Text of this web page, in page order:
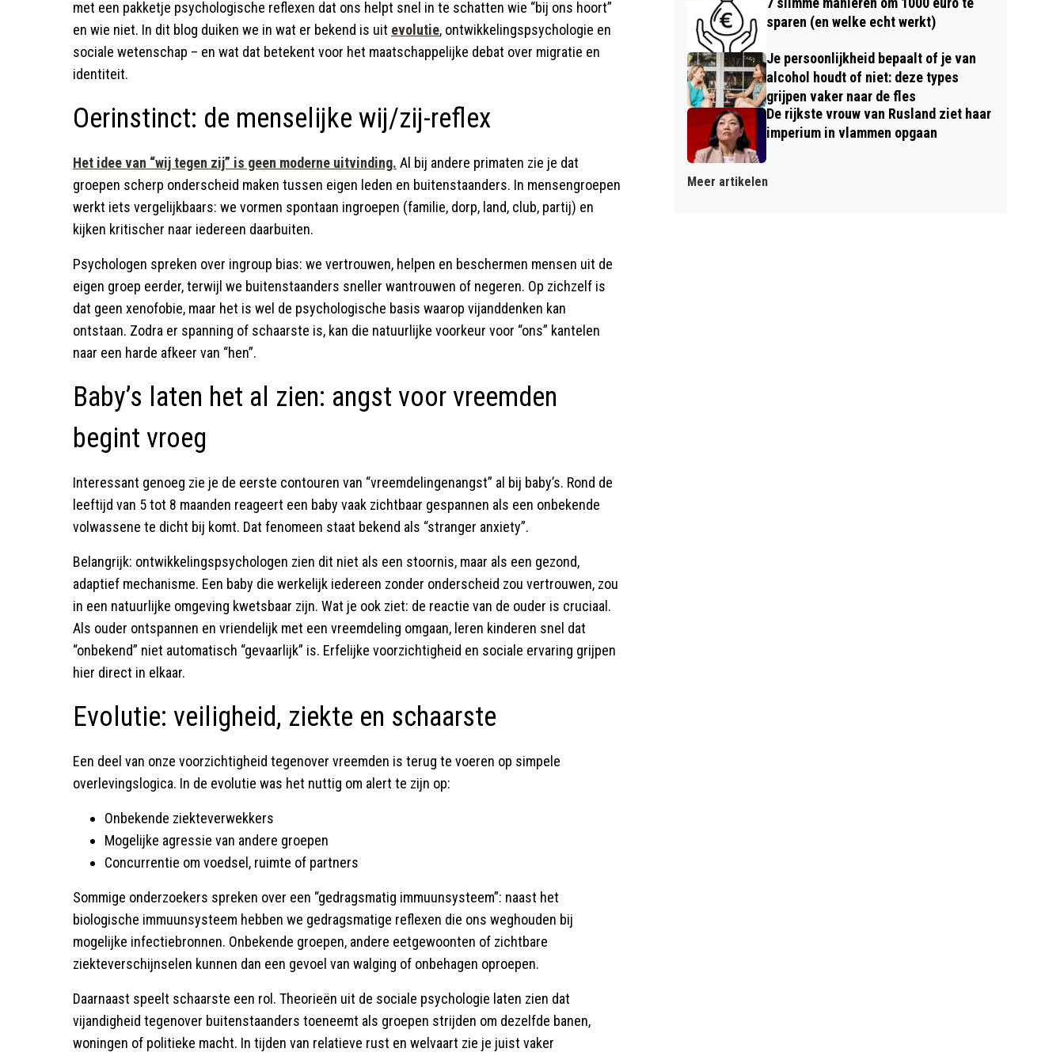
met een pakketje psychologische reflexen dat ons helpt snel in te schatten wie “bij ons hoort”
en wie niet. In dit blog duiken we in wat er bekend is uit evolutie, ontwikkelingspsychologie en
sociale wetenschap – en wat dat betekent voor het maatschappelijke debat over migratie en
identiteit.
Oerinstinct: de menselijke wij/zij-reflex
Het idee van “wij tegen zij” is geen moderne uitvinding. Al bij andere primaten zie je dat
groepen scherp onderscheid maken tussen eigen leden en buitenstaanders. In mensengroepen
werkt iets vergelijkbaars: we vormen spontaan ingroepen (familie, dorp, land, club, partij) en
kijken kritischer naar iedereen daarbuiten.
Psychologen spreken over ingroup bias: we vertrouwen, helpen en beschermen mensen uit de
eigen groep eerder, terwijl we buitenstaanders sneller wantrouwen of negeren. Op zichzelf is
dat geen xenofobie, maar het is wel de psychologische basis waarop vijanddenken kan
ontstaan. Zodra er spanning of schaarste is, kan die natuurlijke voorkeur voor “ons” kantelen
naar een harde afkeer van “hen”.
Baby’s laten het al zien: angst voor vreemden
begint vroeg
Interessant genoeg zie je de eerste contouren van “vreemdelingenangst” al bij baby’s. Rond de
leeftijd van 5 tot 8 maanden reageert een baby vaak zichtbaar gespannen als een onbekende
volwassene te dicht bij komt. Dat fenomeen staat bekend als “stranger anxiety”.
Belangrijk: ontwikkelingspsychologen zien dit niet als een stoornis, maar als een gezond,
adaptief mechanisme. Een baby die werkelijk iedereen zonder onderscheid zou vertrouwen, zou
in een natuurlijke omgeving kwetsbaar zijn. Wat je ook ziet: de reactie van de ouder is cruciaal.
Als ouder ontspannen en vriendelijk met een vreemdeling omgaan, leren kinderen snel dat
“onbekend” niet automatisch “gevaarlijk” is. Erfelijke voorzichtigheid en sociale ervaring grijpen
hier direct in elkaar.
Evolutie: veiligheid, ziekte en schaarste
Een deel van onze voorzichtigheid tegenover vreemden is terug te voeren op simpele
overlevingslogica. In de evolutie was het nuttig om alert te zijn op:
Onbekende ziekteverwekkers
Mogelijke agressie van andere groepen
Concurrentie om voedsel, ruimte of partners
Sommige onderzoekers spreken over een “gedragsmatig immuunsysteem”: naast het
biologische immuunsysteem hebben we gedragsmatige reflexen die ons weghouden bij
mogelijke infectiebronnen. Onbekende groepen, andere eetgewoonten of zichtbare
ziekteverschijnselen kunnen dan een gevoel van walging of onbehagen oproepen.
Daarnaast speelt schaarste een rol. Theorieën uit de sociale psychologie laten zien dat
vijandigheid tegenover buitenstaanders toeneemt als groepen strijden om dezelfde banen,
woningen of politieke macht. In tijden van relatieve rust en welvaart zie je juist vaker
sparen (en welke echt werkt)
Je persoonlijkheid bepaalt of je van
alcohol houdt of niet: deze types
grijpen vaker naar de fles
De rijkste vrouw van Rusland ziet haar
imperium in vlammen opgaan
Meer artikelen